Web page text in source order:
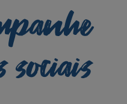
sociais